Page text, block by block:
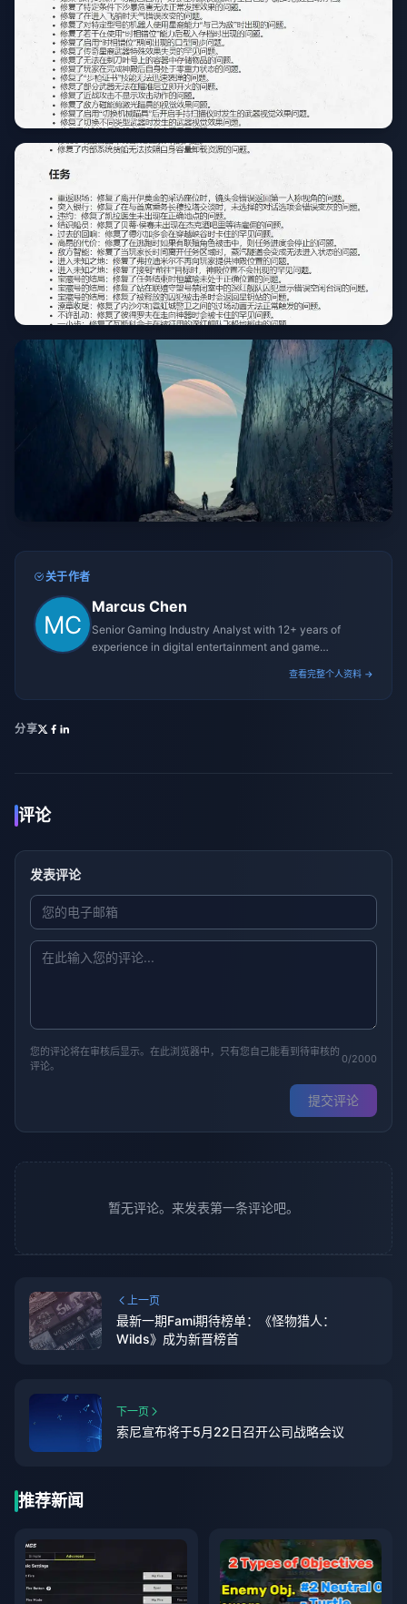
关于作者
Marcus Chen
Senior Gaming Industry Analyst with 12+ years of
experience in digital entertainment and game
查看完整个人资料 →
分享
评论
发表评论
您的评论将在审核后显示。在此浏览器中，只有您自己能看到待审核的
评论。
0/2000
提交评论
暂无评论。来发表第一条评论吧。
上一页
最新一期Fami期待榜单：《怪物猎人：
Wilds》成为新晋榜首
下一页
索尼宣布将于5月22日召开公司战略会议
推荐新闻